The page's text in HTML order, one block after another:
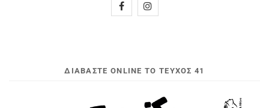
ΔΙΑΒΆΣΤΕ ONLINE ΤΟ ΤΕΎΧΟΣ 41